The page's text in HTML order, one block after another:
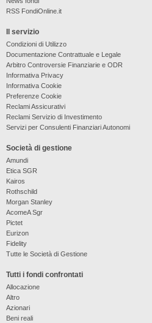
RSS FondiOnline.it
Il servizio
Condizioni di Utilizzo
Documentazione Contrattuale e Legale
Arbitro Controversie Finanziarie e ODR
Informativa Privacy
Informativa Cookie
Preferenze Cookie
Reclami Assicurativi
Reclami Servizio di Investimento
Servizi per Consulenti Finanziari Autonomi
Società di gestione
Amundi
Etica SGR
Kairos
Rothschild
Morgan Stanley
AcomeA Sgr
Pictet
Eurizon
Fidelity
Tutte le Società di Gestione
Tutti i fondi confrontati
Allocazione
Altro
Azionari
Beni reali